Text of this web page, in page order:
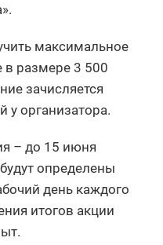
максимальное
в размере 3 500
зачисляется
у организатора.
– до 15 июня
определены
день каждого
итогов акции